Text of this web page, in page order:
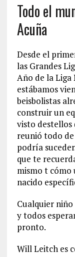
Todo el
Acuña
Desde el
las Grandes
Año de la Liga
estábamos
beisbolistas
construir un
visto destellos
reunió todo de
podría
que te
mismo t cómo
nacido
Cualquier niño
y todos
pronto.
Will Leitch es